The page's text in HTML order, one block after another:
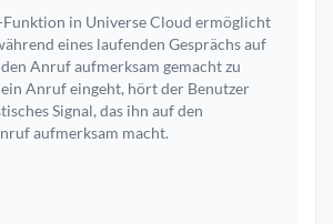
in Universe Cloud ermöglicht
eines laufenden Gesprächs auf
Anruf aufmerksam gemacht zu
Anruf eingeht, hört der Benutzer
Signal, das ihn auf den
aufmerksam macht.